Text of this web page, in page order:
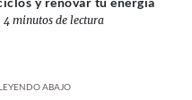
4 minutos de lectura
ABAJO